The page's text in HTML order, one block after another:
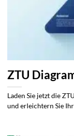
ZTU
Laden Sie jetzt die
und erleichtern Sie